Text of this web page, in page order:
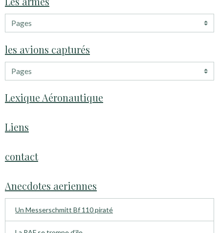
les avions capturés
Lexique Aéronautique
Liens
contact
Anecdotes aeriennes
Un Messerschmitt Bf 110 piraté